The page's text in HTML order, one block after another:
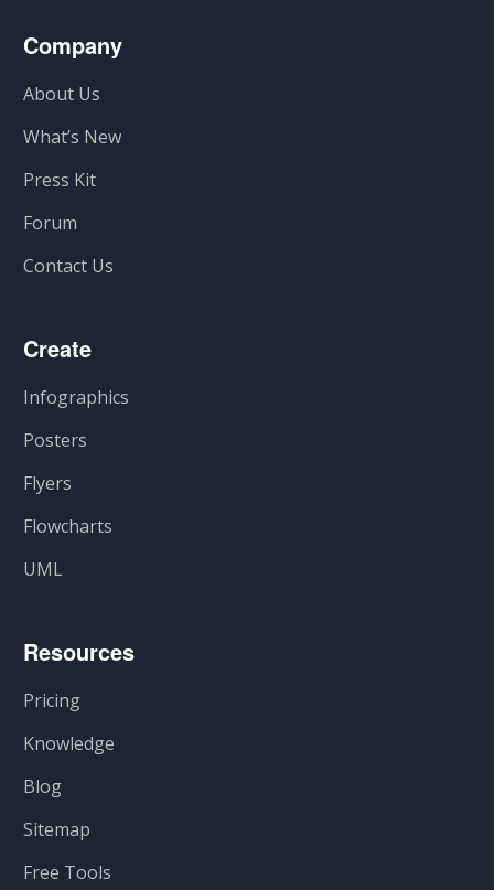
Company
About Us
What’s New
Press Kit
Forum
Contact Us
Create
Infographics
Posters
Flyers
Flowcharts
UML
Resources
Pricing
Knowledge
Blog
Sitemap
Free Tools